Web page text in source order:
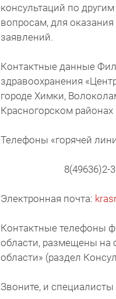
консультаций по
вопросам, для
заявлений.
Контактные данные
здравоохранения
городе Химки,
Красногорском
Телефоны «горячей
8(49636)2-
Электронная почта:
Контактные телефоны
области, размещены на
области» (раздел
Звоните, и